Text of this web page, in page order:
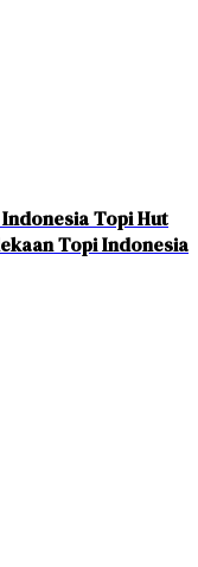
Topi Hut
Topi Indonesia